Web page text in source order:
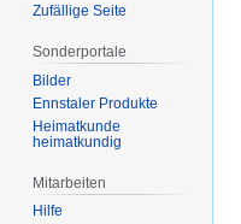
Zufällige Seite
Sonderportale
Bilder
Ennstaler Produkte
Heimatkunde
heimatkundig
Mitarbeiten
Hilfe